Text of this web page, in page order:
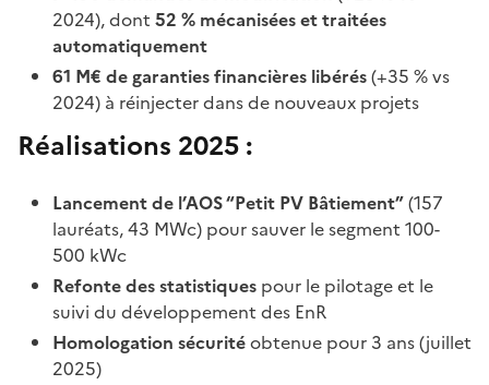
2024), dont 52 % mécanisées et traitées
automatiquement
61 M€ de garanties financières libérés(+35 % vs
2024) à réinjecter dans de nouveaux projets
Réalisations 2025:
Lancement de l’AOS “Petit PV Bâtiement”(157
lauréats, 43 MWc) pour sauver le segment 100-
500 kWc
Refonte des statistiques pour le pilotage et le
suivi du développement des EnR
Homologation sécuritéobtenue pour 3 ans (juillet
2025)